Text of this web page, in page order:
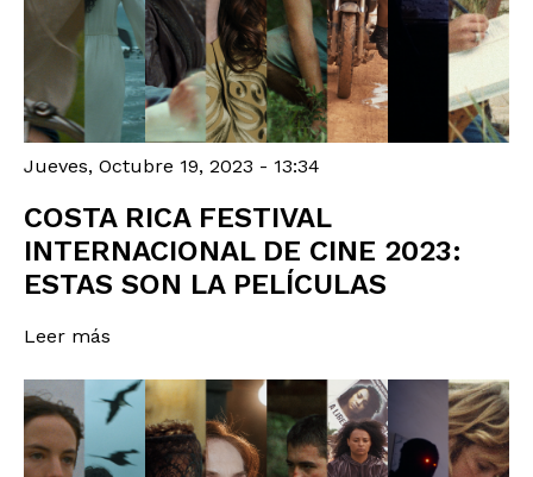
Jueves, Octubre 19, 2023 - 13:34
COSTA RICA FESTIVAL
INTERNACIONAL DE CINE 2023:
ESTAS SON LA PELÍCULAS
Leer más